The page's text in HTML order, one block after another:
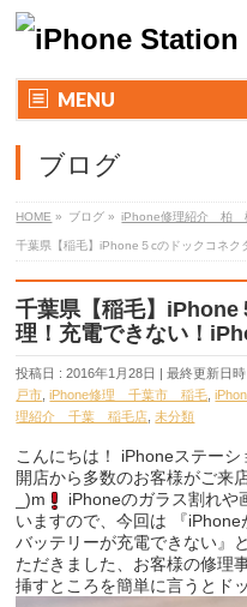
MENU
ブログ
HOME » ブログ » iPhone修理紹介 柏
千葉県【稲毛】iPhone５cのドックコネク
千葉県【稲毛】iPhone
理！充電できない！
投稿日 : 2016年1月28日 最終更新日
戸市 ,iPhone修理 千葉市 稲毛 ,
理紹介 千葉 稲毛店 ,未分類
こんにちは！ iPhoneステー
開店から多数のお客様がご来
_)m
iPhoneのガラス割れや
いますので、今回は 『iPhone
バッテリーが充電できない』
ただきました、お客様の修理
挿すところを簡単に言うとド